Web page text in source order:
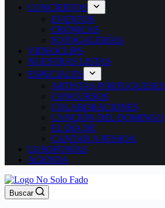
CONCIERTOS
EVENTOS
CRÓNICAS
FOTOGALERÍAS
VIDEOCLIPS
NUESTRAS LISTAS
ESPECIALES
ARTISTAS PORTUGUESES
CONCURSOS
COLABORACIONES
CANCIÓN DEL DOMINGO
EL DÍA DE
CANTAR A PESSOA
LUSOFONÍAS
AGENDA
Buscar